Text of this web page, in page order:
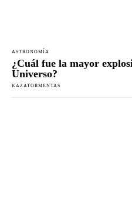
ASTRONOMÍA
¿Cuál fue la mayor
Universo?
KAZATORMENTAS